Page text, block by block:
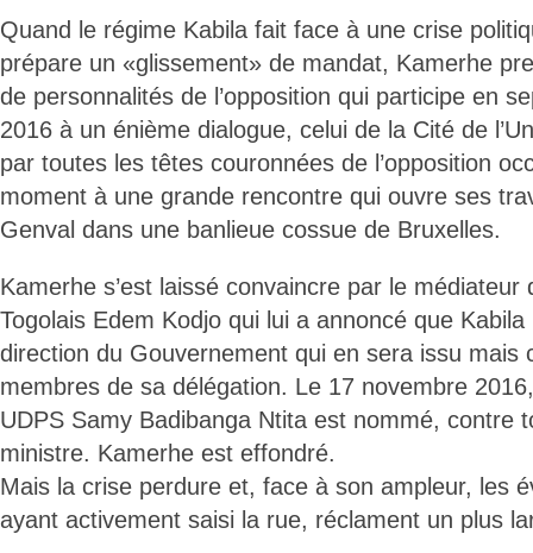
Quand le régime Kabila fait face à une crise
prépare un «glissement» de mandat, Kamerhe
de personnalités de l’opposition qui participe en
2016 à un énième dialogue, celui de la Cité de
par toutes les têtes couronnées de l’opposition
moment à une grande rencontre qui ouvre ses
Genval dans une banlieue cossue de Bruxelles.
Kamerhe s’est laissé convaincre par le médiateur
Togolais Edem Kodjo qui lui a annoncé que
direction du Gouvernement qui en sera issu mais
membres de sa délégation. Le 17 novembre
UDPS Samy Badibanga Ntita est nommé, contre
ministre. Kamerhe est effondré.
Mais la crise perdure et, face à son ampleur, les
ayant activement saisi la rue, réclament un plus